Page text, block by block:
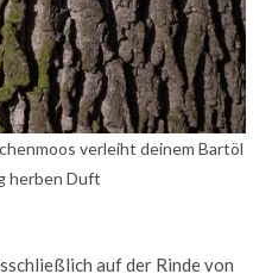
verleiht deinem Bartöl
herben Duft
auf der Rinde von